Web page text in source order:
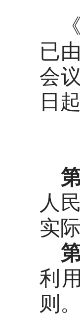
已
会
日
人
实
利
则。